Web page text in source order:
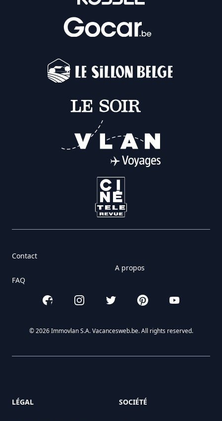
Contact
FAQ
A propos
FacebookInstagramTwitter PinterestYouTube
© 2026 Immovlan S.A. Vacancesweb.be. All rights reserved.
LÉGAL SOCIÉTÉ